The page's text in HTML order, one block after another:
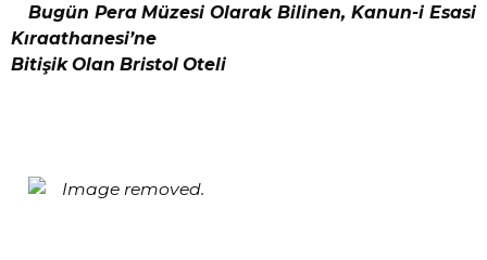
Bugün Pera Müzesi Olarak Bilinen, Kanun-i Esasi
Kıraathanesi’ne
Bitişik Olan Bristol Oteli